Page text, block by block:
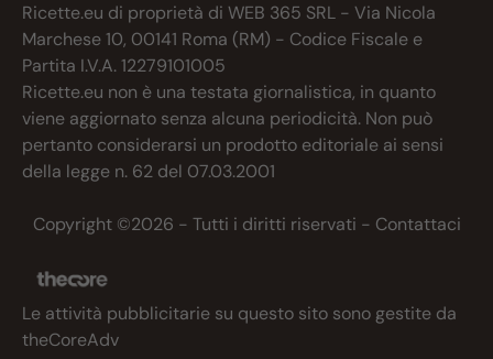
Ricette.eu di proprietà di WEB 365 SRL - Via Nicola
Marchese 10, 00141 Roma (RM) - Codice Fiscale e
Partita I.V.A. 12279101005
Ricette.eu non è una testata giornalistica, in quanto
viene aggiornato senza alcuna periodicità. Non può
pertanto considerarsi un prodotto editoriale ai sensi
della legge n. 62 del 07.03.2001
Copyright ©2026 - Tutti i diritti riservati - Contattaci
Le attività pubblicitarie su questo sito sono gestite da
theCoreAdv